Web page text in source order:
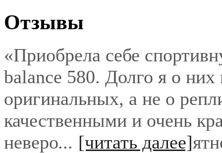
Отзывы
«Приобрела себе
balance 580. Долго я о
оригинальных, а не о
качественными и очень
неверо... [читать далее]